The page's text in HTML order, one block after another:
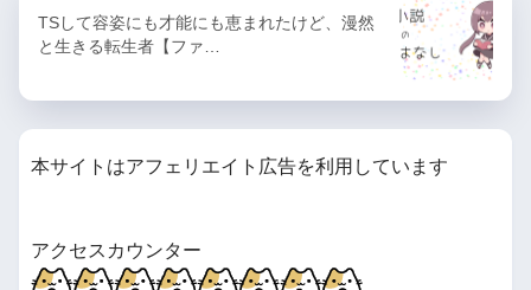
TSして容姿にも才能にも恵まれたけど、漫然
と生きる転生者【ファ…
本サイトはアフェリエイト広告を利用しています
アクセスカウンター